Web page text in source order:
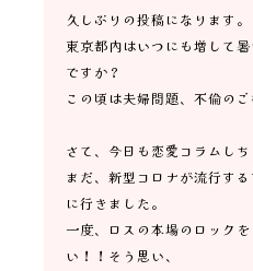
久しぶりの投稿になります。
東京都内はいつにも増して
ですか？
この頃は夫婦問題、不倫の
さて、今日も恋愛コラムしち
まだ、新型コロナが流行す
に行きました。
一度、ロスの本場のロック
い！！そう思い、